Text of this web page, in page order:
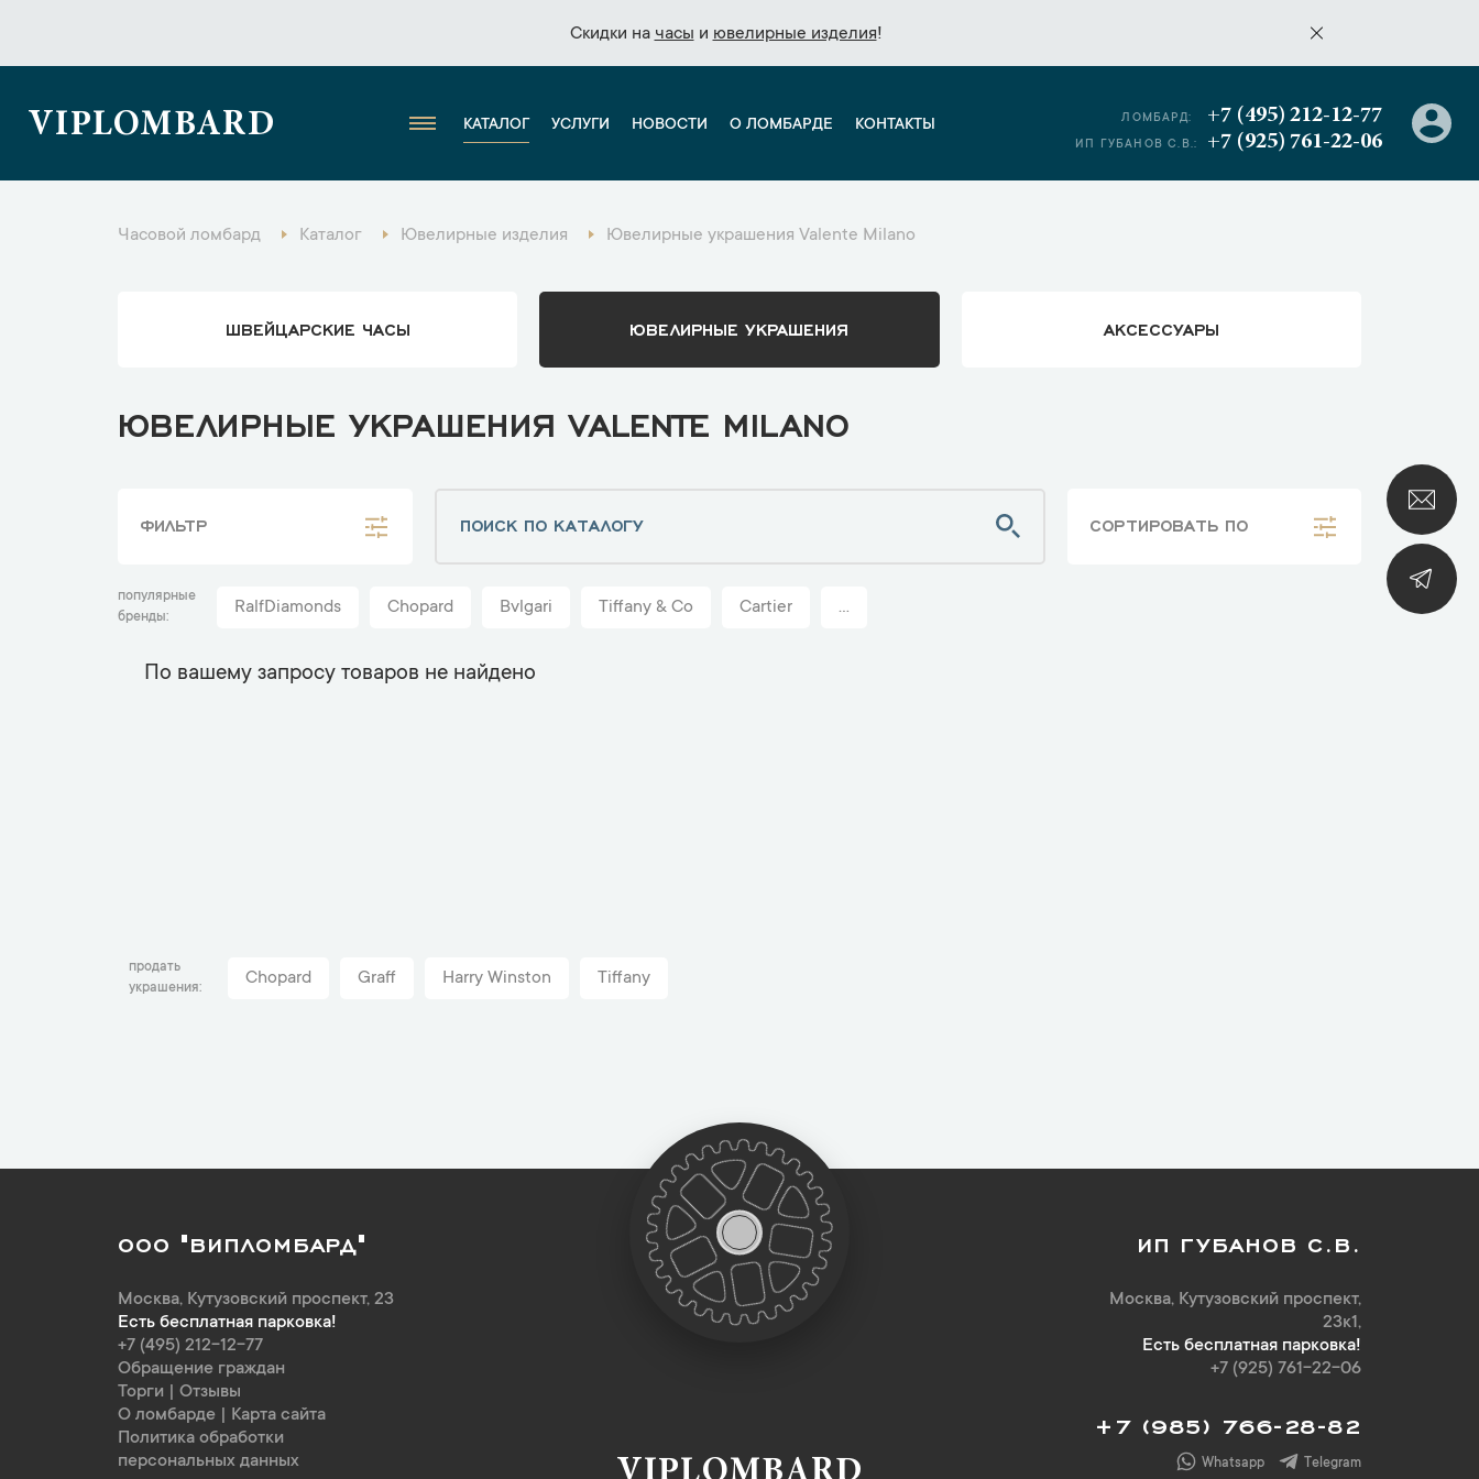
Скидки на часы и ювелирные изделия!
Скидки на часы и ювелирные изделия!
VIPLOMBARD КАТАЛОГ УСЛУГИ НОВОСТИ О ЛОМБАРДЕ КОНТАКТЫ ЛОМБАРД: +7 (495) 212-12-77
ИП ГУБАНОВ С.В.: +7 (925) 761-22-06
Часовой ломбард Каталог Ювелирные изделия Ювелирные украшения Valente Milano
ШВЕЙЦАРСКИЕ ЧАСЫ ЮВЕЛИРНЫЕ УКРАШЕНИЯ АКСЕССУАРЫ
ЮВЕЛИРНЫЕ УКРАШЕНИЯ VALENTE MILANO
ФИЛЬТР СОРТИРОВАТЬ ПО
популярные
бренды
RalfDiamonds Chopard Bvlgari Tiffany & Co Cartier ...
По вашему запросу товаров не найдено
продать
украшения
Chopard Graff Harry Winston Tiffany
ООО "ВИПЛОМБАРД"
Москва, Кутузовский проспект, 23
Есть бесплатная парковка!
+7 (495) 212-12-77
Обращение граждан
Торги
Отзывы
О ломбарде
Карта сайта
Политика обработки
персональных данных
ИП ГУБАНОВ С.В.
Москва, Кутузовский проспект,
23к1,
Есть бесплатная парковка!
+7 (925) 761-22-06
+7 (985) 766-28-82
Whatsapp Telegram